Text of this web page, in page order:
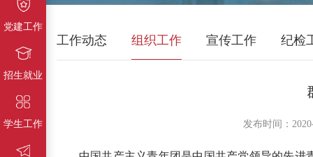
党建工作
招生就业
学生工作
工作动态 组织工作 宣传工作 纪检
发布时间：